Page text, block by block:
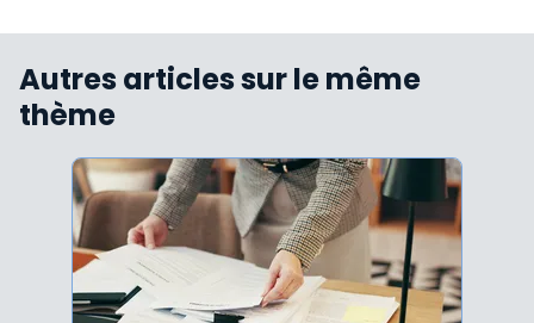
Autres articles sur le même
thème